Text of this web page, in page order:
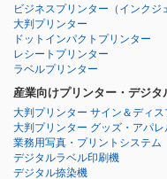
ビジネスプリンター （インクジ
大判プリンター
ドットインパクトプリンター
レシートプリンター
ラベルプリンター
産業向けプリンター・デジタ
大判プリンター サイン＆ディス
大判プリンター グッズ・アパ
業務用写真・プリントシステム
デジタルラベル印刷機
デジタル捺染機